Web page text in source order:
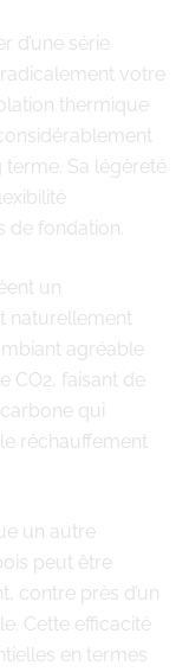
d’une série
votre
thermique
Sa légèreté
de fondation.
un
naturellement
agréable
CO2, faisant de
qui
réchauffement
un autre
peut être
contre près d’un
Cette efficacité
en termes